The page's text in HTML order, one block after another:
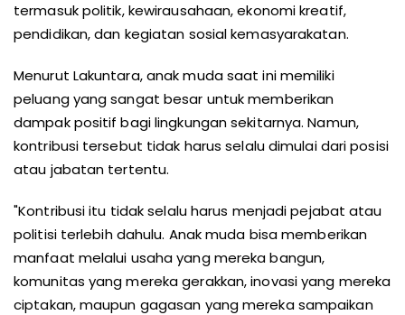
termasuk politik, kewirausahaan, ekonomi kreatif,
pendidikan, dan kegiatan sosial kemasyarakatan.
Menurut Lakuntara, anak muda saat ini memiliki
peluang yang sangat besar untuk memberikan
dampak positif bagi lingkungan sekitarnya. Namun,
kontribusi tersebut tidak harus selalu dimulai dari posisi
atau jabatan tertentu.
"Kontribusi itu tidak selalu harus menjadi pejabat atau
politisi terlebih dahulu. Anak muda bisa memberikan
manfaat melalui usaha yang mereka bangun,
komunitas yang mereka gerakkan, inovasi yang mereka
ciptakan, maupun gagasan yang mereka sampaikan